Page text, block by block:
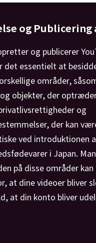
og Publicering
og publicerer
det essentielt at
områder,
objekter, der
og
der kan
ved introduktionen
i Japan.
på disse områder
at dine videoer bliver
at din konto bliver